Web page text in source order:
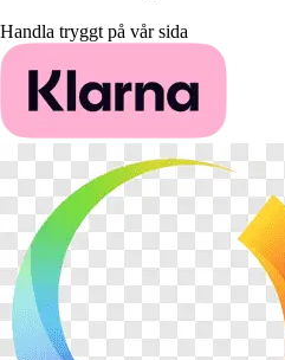
Handla tryggt på vår sida